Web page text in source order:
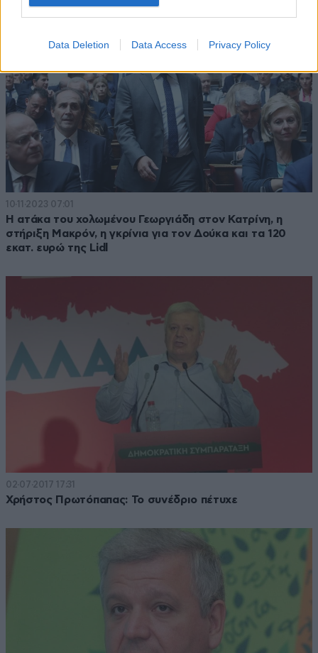
Data Deletion Data Access Privacy Policy
10·11·2023 07:01
Η ατάκα του χολωμένου Γεωργιάδη στον Κατρίνη, η
στήριξη Μακρόν, η γκρίνια για τον Δούκα και τα 120
εκατ. ευρώ της Lidl
02·07·2017 17:31
Χρήστος Πρωτόπαπας: Το συνέδριο πέτυχε